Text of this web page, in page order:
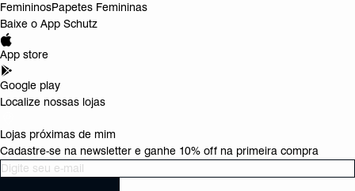
FemininosPapetes Femininas
Baixe o App Schutz
App store
Google play
Localize nossas lojas
Lojas próximas de mim
Cadastre-se na newsletter e ganhe 10% off na primeira compra